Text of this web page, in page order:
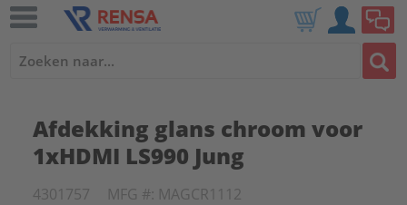
Afdekking glans chroom voor
1xHDMI LS990 Jung
4301757 MFG #: MAGCR1112